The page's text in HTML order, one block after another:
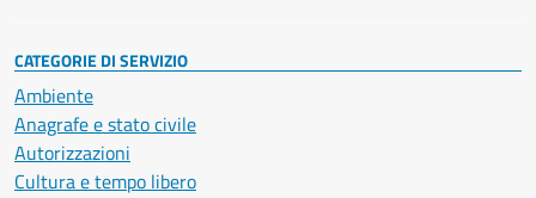
CATEGORIE DI SERVIZIO
Ambiente
Anagrafe e stato civile
Autorizzazioni
Cultura e tempo libero